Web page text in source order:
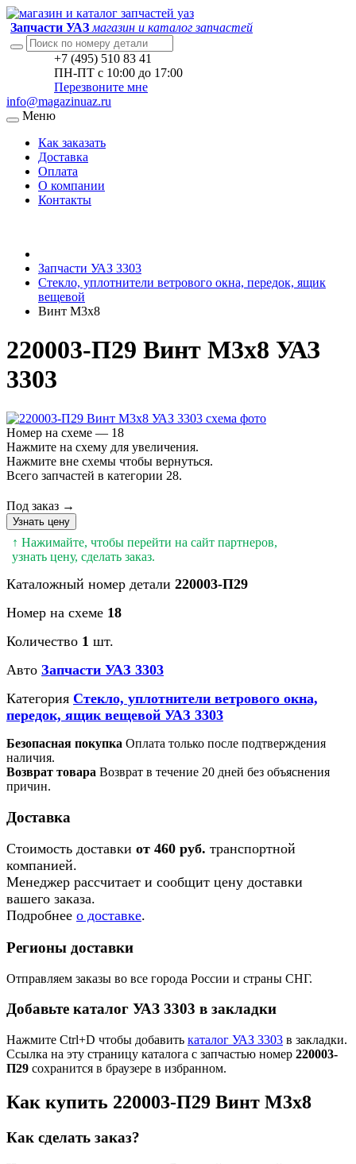
Запчасти УАЗ магазин и каталог запчастей
+7 (495) 510 83 41
ПН-ПТ с 10:00 до 17:00
Перезвоните мне
info@magazinuaz.ru
Меню
Как заказать
Доставка
Оплата
О компании
Контакты
Запчасти УАЗ 3303
Стекло, уплотнители ветрового окна, передок, ящик
вещевой
Винт М3х8
220003-П29 Винт М3х8 УАЗ
3303
Номер на схеме — 18
Нажмите на схему для увеличения.
Нажмите вне схемы чтобы вернуться.
Всего запчастей в категории 28.
Под заказ →
Узнать цену
↑ Нажимайте, чтобы перейти на сайт партнеров,
узнать цену, сделать заказ.
Каталожный номер детали 220003-П29
Номер на схеме 18
Количество 1 шт.
Авто Запчасти УАЗ 3303
Категория Стекло, уплотнители ветрового окна,
передок, ящик вещевой УАЗ 3303
Безопасная покупка Оплата только после подтверждения
наличия.
Возврат товара Возврат в течение 20 дней без объяснения
причин.
Доставка
Стоимость доставки от 460 руб. транспортной
компанией.
Менеджер рассчитает и сообщит цену доставки
вашего заказа.
Подробнее о доставке.
Регионы доставки
Отправляем заказы во все города России и страны СНГ.
Добавьте каталог УАЗ 3303 в закладки
Нажмите Ctrl+D чтобы добавить каталог УАЗ 3303 в закладки.
Ссылка на эту страницу каталога с запчастью номер 220003-
П29 сохранится в браузере в избранном.
Как купить 220003-П29 Винт М3х8
Как сделать заказ?